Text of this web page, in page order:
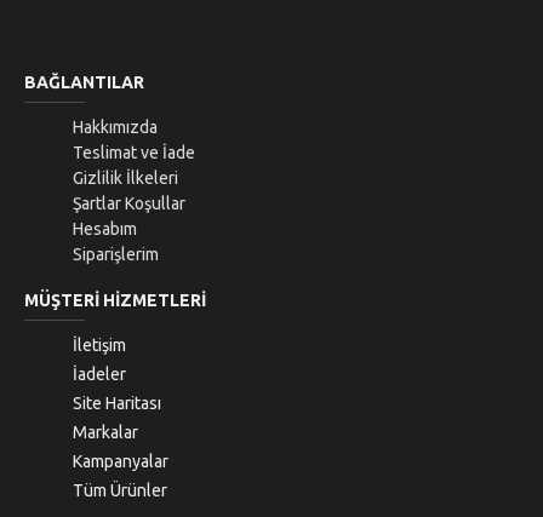
BAĞLANTILAR
Hakkımızda
Teslimat ve İade
Gizlilik İlkeleri
Şartlar Koşullar
Hesabım
Siparişlerim
MÜŞTERI HIZMETLERI
İletişim
İadeler
Site Haritası
Markalar
Kampanyalar
Tüm Ürünler